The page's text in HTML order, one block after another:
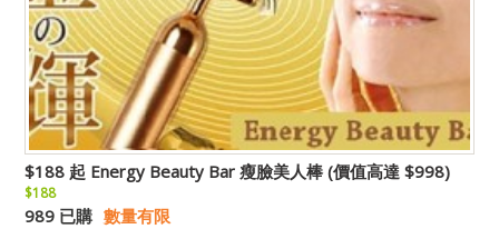
$188 起 Energy Beauty Bar 瘦臉美人棒 (價值高達 $998)
$188
989 已購 數量有限